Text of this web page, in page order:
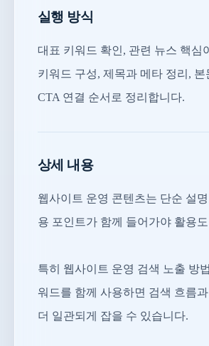
실행 방식
대표 키워드 확인, 관련 뉴스 핵심
키워드 구성, 제목과 메타 정리, 본
CTA 연결 순서로 정리합니다.
상세 내용
웹사이트 운영 콘텐츠는 단순 설
용 포인트가 함께 들어가야 활용
특히 웹사이트 운영 검색 노출 방
워드를 함께 사용하면 검색 흐름
더 일관되게 잡을 수 있습니다.